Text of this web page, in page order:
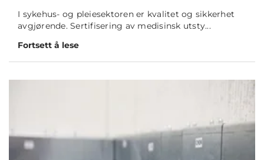
I sykehus- og pleiesektoren er kvalitet og sikkerhet
avgjørende. Sertifisering av medisinsk utsty...
Fortsett å lese